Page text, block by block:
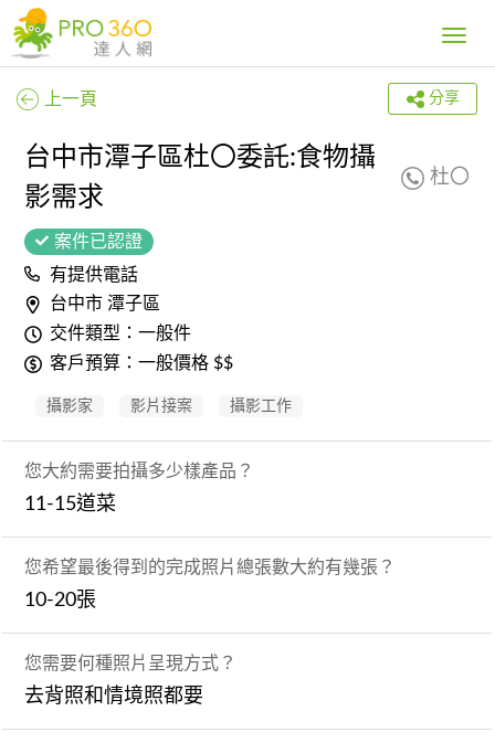
Toggle
上一頁 分享
台中市潭子區杜〇委託:食物攝
影需求
杜〇
案件已認證
有提供電話
台中市 潭子區
交件類型：一般件
客戶預算：一般價格 $$
攝影家 影片接案 攝影工作
您大約需要拍攝多少樣產品？
11-15道菜
您希望最後得到的完成照片總張數大約有幾張？
10-20張
您需要何種照片呈現方式？
去背照和情境照都要